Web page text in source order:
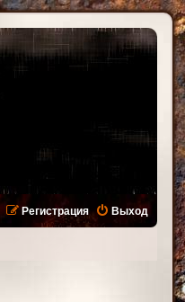
Выход
Регистрация